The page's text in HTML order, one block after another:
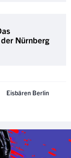
Nürnberg
Eisbären Berlin